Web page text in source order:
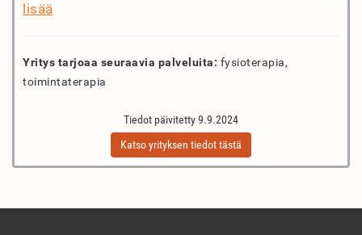
lisää
Yritys tarjoaa seuraavia palveluita: fysioterapia,
toimintaterapia
Tiedot päivitetty 9.9.2024
Katso yrityksen tiedot tästä